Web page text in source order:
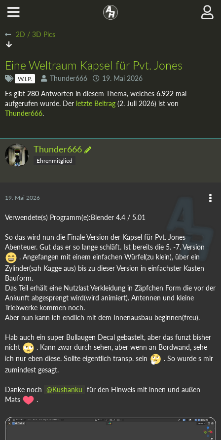
2D / 3D Pics
Eine Weltraum Kapsel für Pvt. Jones
W.I.P. Thunder666
19. Mai 2026
Es gibt 280 Antworten in diesem Thema, welches 6.922 mal
aufgerufen wurde. Der letzte Beitrag (2. Juli 2026) ist von
Thunder666.
Thunder666
Ehrenmitglied
19. Mai 2026
Verwendete(s) Programm(e):Blender 4.4 / 5.01
So das wird nun die Finale Version der Kapsel für Pvt. Jones
Abenteuer. Gut das er so lange schläft. Ist bereits die 5. -7. Version
. Angefangen mit einem einfachen Würfel(zu klein), über ein
Zylinder(sah Kagge aus) bis zu dieser Version in einfachster Kasten
Bauform.
Das Teil erhält eine Nutzlast Verkleidung in Zäpfchen Form die vor der
Ankunft abgesprengt wird(wird animiert). Antennen und kleine
Triebwerke kommen noch.
Aber nun kann ich endlich mit dem Innenausbau beginnen(freu).
Hab auch ein super Bullaugen Decal gebastelt, aber das funzt bisher
nicht
. Kann zwar durch sehen, aber wenn an Bordwand, sehe
ich nur eben diese. Sollte eigentlich transp. sein
. So wurde s mir
zumindest gesagt.
Danke noch Kushanku für den Hinweis mit innen und außen
Mats
.